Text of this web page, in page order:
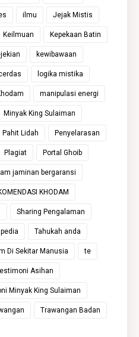
ilmu Jejak Mistis
Keilmuan Kepekaan Batin
kewibawaan
logika mistika
manipulasi energi
Minyak King Sulaiman
Pahit Lidah Penyelarasan
Plagiat Portal Ghoib
jaminan bergaransi
KHODAM
Sharing Pengalaman
Tahukah anda
Di Sekitar Manusia te
Asihan
Minyak King Sulaiman
Trawangan Badan